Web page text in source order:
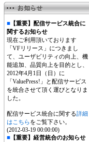
■ 【重要】配信サービス統合に
関するお知らせ
現在ご利用頂いております
「VFリリース」につきまし
て、ユーザビリティの向上、機
能追加、品質向上を目的とし、
2012年4月1日（日）に
「ValuePress!」と配信サービス
を統合させて頂く運びとなりま
した。
配信サービス統合に関する詳細
はこちら をご覧下さい。
(2012-03-19 00:00:00)
■ 【重要】経営統合のお知らせ